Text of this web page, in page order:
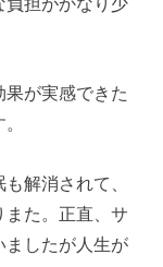
が実感できた
解消されて、
また。正直、サ
ましたが人生が